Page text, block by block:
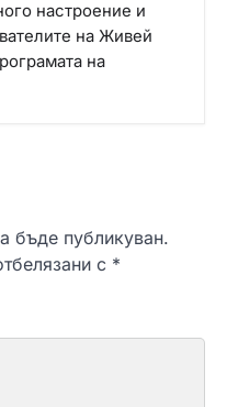
настроение и
на Живей
на
бъде публикуван.
с *